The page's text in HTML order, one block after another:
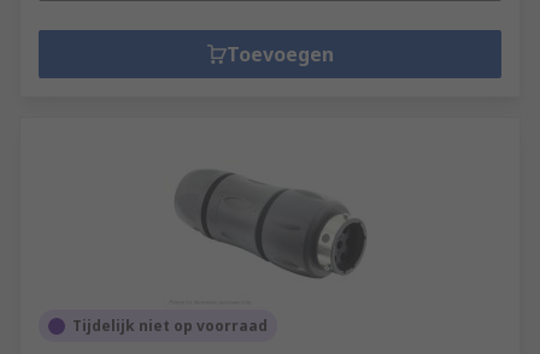
Toevoegen
Tijdelijk niet op voorraad